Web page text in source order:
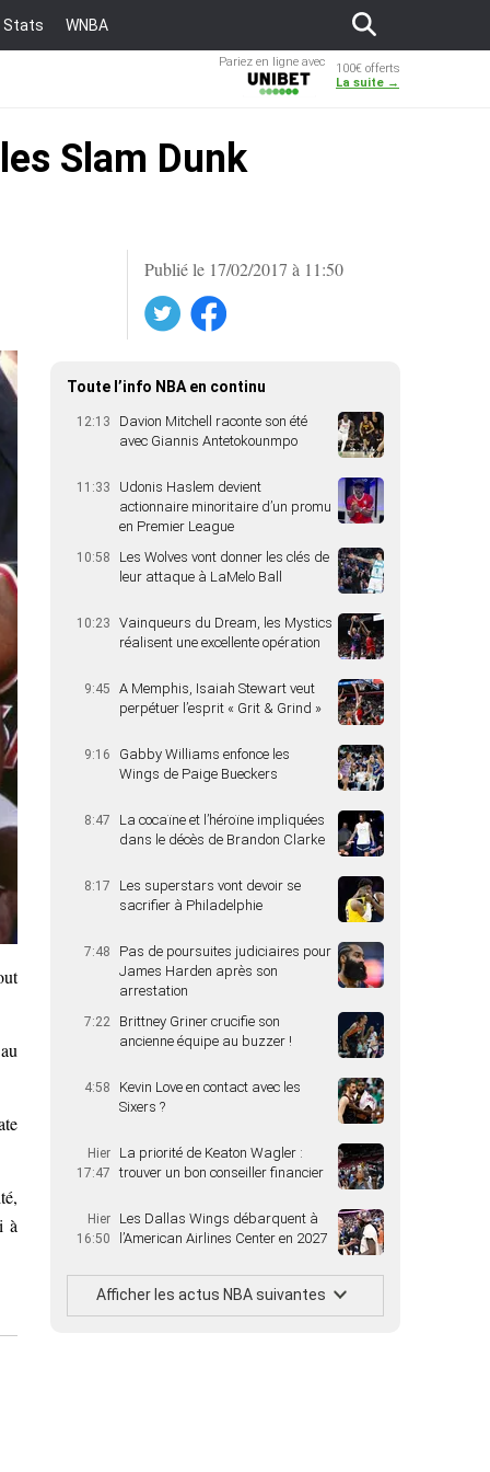
Stats WNBA
Pariez en ligne avec
100€ offerts
La suite →
Slam Dunk
Publié le 17/02/2017 à 11:50
Facebook
à
Toute l’info NBA en continu
12:13
Davion Mitchell raconte son été
avec Giannis Antetokounmpo
11:33
Udonis Haslem devient
actionnaire minoritaire d’un promu
en Premier League
10:58
Les Wolves vont donner les clés de
leur attaque à LaMelo Ball
10:23
Vainqueurs du Dream, les Mystics
réalisent une excellente opération
9:45
A Memphis, Isaiah Stewart veut
perpétuer l’esprit « Grit & Grind »
9:16
Gabby Williams enfonce les
Wings de Paige Bueckers
8:47
La cocaïne et l’héroïne impliquées
dans le décès de Brandon Clarke
8:17
Les superstars vont devoir se
sacrifier à Philadelphie
7:48
Pas de poursuites judiciaires pour
James Harden après son
arrestation
7:22
Brittney Griner crucifie son
ancienne équipe au buzzer !
4:58
Kevin Love en contact avec les
Sixers ?
Hier
17:47
La priorité de Keaton Wagler :
trouver un bon conseiller financier
Hier
16:50
Les Dallas Wings débarquent à
l’American Airlines Center en 2027
Afficher les actus NBA suivantes